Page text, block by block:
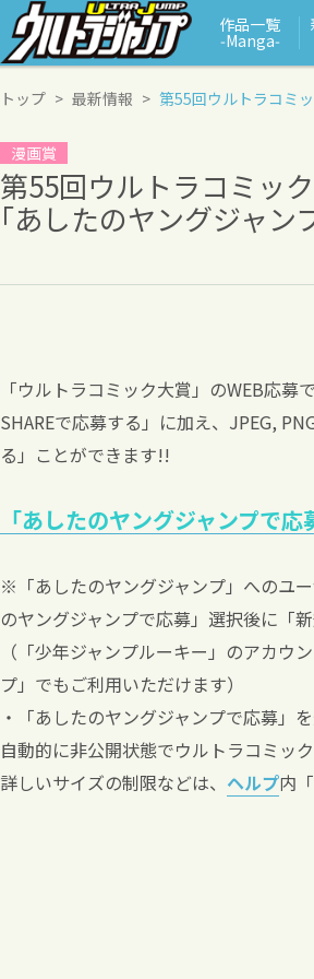
作品一覧
‑Manga‑
トップ 最新情報 第55回ウルトラコミ
漫画賞
第55回ウルトラコミッ
｢あしたのヤングジャン
「ウルトラコミック大賞」のWEB応
SHAREで応募する」に加え、JPEG,
る」ことができます!!
「あしたのヤングジャンプで
※「あしたのヤングジャンプ」へのユ
のヤングジャンプで応募」選択後に「
（「少年ジャンプルーキー」のアカウ
プ」でもご利用いただけます）
・「あしたのヤングジャンプで応募」
自動的に非公開状態でウルトラコミッ
詳しいサイズの制限などは、 ヘルプ内「